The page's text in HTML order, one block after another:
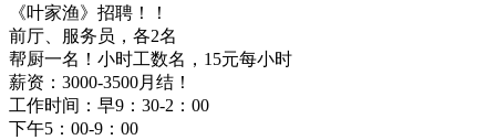
《叶家渔》招聘！！
前厅、服务员，各2名
帮厨一名！小时工数名，15元每小时
薪资：3000-3500月结！
工作时间：早9：30-2：00
下午5：00-9：00